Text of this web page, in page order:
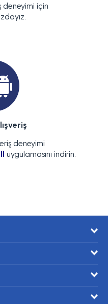
deneyimi için
deneyimi
uygulamasını indirin.